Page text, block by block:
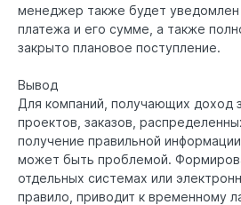
менеджер также будет уведомлен
платежа и его сумме, а также
закрыто плановое поступление.
Вывод
Для компаний, получающих доход
проектов, заказов,
получение правильной
может быть проблемой.
отдельных системах или
правило, приводит к временному